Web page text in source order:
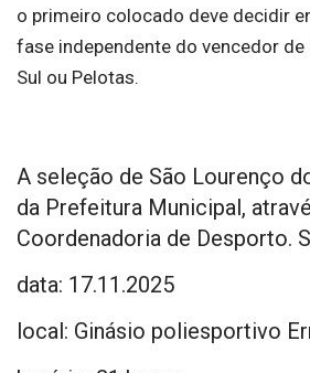
o primeiro colocado deve decidir
fase independente do vencedor de
Sul ou Pelotas.
A seleção de São Lourenço
da Prefeitura Municipal,
Coordenadoria de Desporto.
data: 17.11.2025
local: Ginásio poliesportivo